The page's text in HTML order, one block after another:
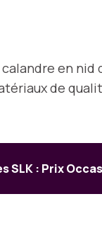
en nid
de
SLK : Prix